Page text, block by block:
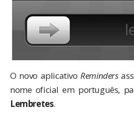
O novo aplicativo Reminders
nome oficial em português,
Lembretes.